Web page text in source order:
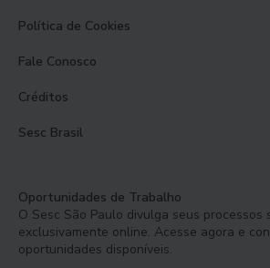
Política de Cookies
Fale Conosco
Créditos
Sesc Brasil
Oportunidades de Trabalho
O Sesc São Paulo divulga seus processos
exclusivamente online. Acesse agora e
oportunidades disponíveis.